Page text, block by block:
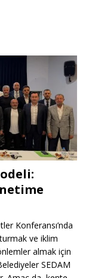
Konferansı’nda
ve iklim
almak için
SEDAM